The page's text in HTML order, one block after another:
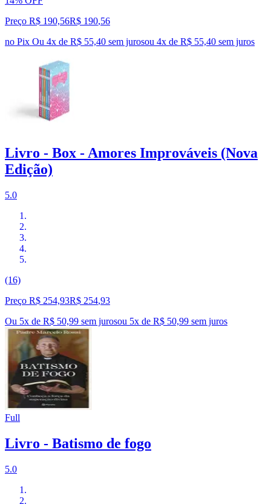
Preço R$ 190,56R$ 190,56
no Pix Ou 4x de R$ 55,40 sem jurosou 4x de R$ 55,40 sem juros
Livro - Box - Amores Improváveis (Nova
Edição)
5.0
(16)
Preço R$ 254,93R$ 254,93
Ou 5x de R$ 50,99 sem jurosou 5x de R$ 50,99 sem juros
Full
Livro - Batismo de fogo
5.0